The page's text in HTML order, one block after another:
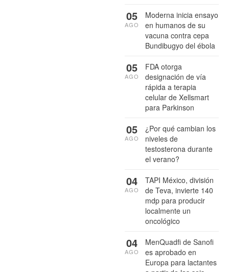
Moderna inicia ensayo
en humanos de su
vacuna contra cepa
Bundibugyo del ébola
05
AGO
FDA otorga
designación de vía
rápida a terapia
celular de Xellsmart
para Parkinson
05
AGO
¿Por qué cambian los
niveles de
testosterona durante
el verano?
05
AGO
TAPI México, división
de Teva, invierte 140
mdp para producir
localmente un
oncológico
04
AGO
MenQuadfi de Sanofi
es aprobado en
Europa para lactantes
04
AGO